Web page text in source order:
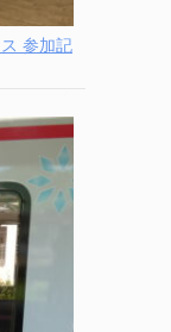
参加記